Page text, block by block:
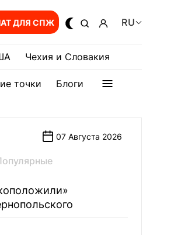
ДЛЯ СПЖ RU
Чехия и Словакия
точки Блоги
07 Августа 2026